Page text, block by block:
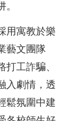
用寓教於樂
藝文團隊
打工詐騙、
入劇情，透
鬆氛圍中建